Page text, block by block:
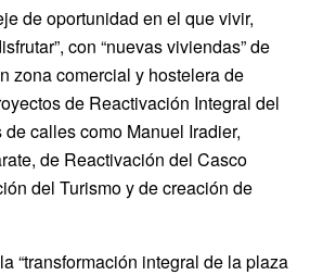
de oportunidad en el que vivir,
con “nuevas viviendas” de
zona comercial y hostelera de
de Reactivación Integral del
calles como Manuel Iradier,
de Reactivación del Casco
del Turismo y de creación de
“transformación integral de la plaza